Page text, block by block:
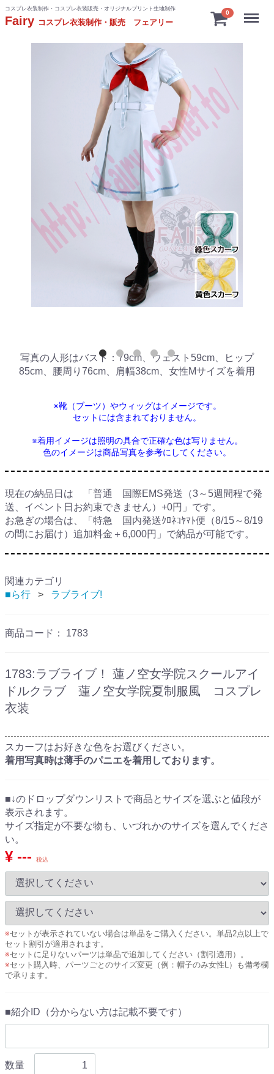
コスプレ衣装制作・コスプレ衣装販売・オリジナルプリント生地制作
Fairy コスプレ衣装制作・販売 フェアリー
0 Menu
写真の人形はバスト：79cm、ウェスト59cm、ヒップ
85cm、腰周り76cm、肩幅38cm、女性Mサイズを着用
※靴（ブーツ）やウィッグはイメージです。
セットには含まれておりません。
※着用イメージは照明の具合で正確な色は写りません。
色のイメージは商品写真を参考にしてください。
現在の納品日は 「普通 国際EMS発送（3～5週間程で発
送、イベント日お約束できません）+0円」です。
お急ぎの場合は、「特急 国内発送ｸﾛﾈｺﾔﾏﾄ便（8/15～8/19
の間にお届け）追加料金＋6,000円」で納品が可能です。
関連カテゴリ
■ら行
ラブライブ!
商品コード： 1783
1783:ラブライブ！ 蓮ノ空女学院スクールアイ
ドルクラブ 蓮ノ空女学院夏制服風 コスプレ
衣装
スカーフはお好きな色をお選びください。
着用写真時は薄手のパニエを着用しております。
■↓のドロップダウンリストで商品とサイズを選ぶと値段が
表示されます。
サイズ指定が不要な物も、いづれかのサイズを選んでくださ
い。
¥ --- 税込
※セットが表示されていない場合は単品をご購入ください。単品2点以上で
セット割引が適用されます。
※セットに足りないパーツは単品で追加してください（割引適用）。
※セット購入時、パーツごとのサイズ変更（例：帽子のみ女性L）も備考欄
で承ります。
■紹介ID（分からない方は記載不要です）
数量